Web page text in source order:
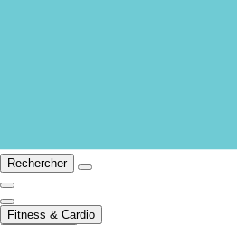
Rechercher
Fitness & Cardio